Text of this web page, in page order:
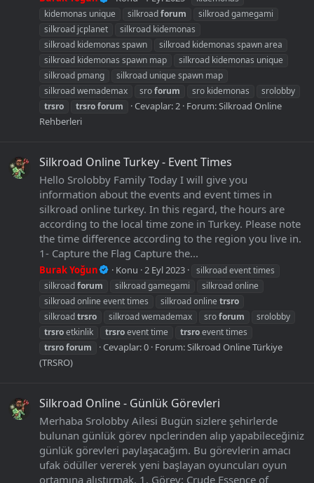
kidemonas unique
silkroadforum
silkroad gamegami
silkroad jcplanet
silkroad kidemonas
silkroad kidemonas spawn
silkroad kidemonas spawn area
silkroad kidemonas spawn map
silkroad kidemonas unique
silkroad pmang
silkroad unique spawn map
silkroad wemademax
sroforum sro kidemonas
srolobby
trsro
trsroforum Cevaplar: 2 Forum:Silkroad Online
Rehberleri
Silkroad Online Turkey - Event Times
Hello Srolobby Family Today I will give you
information about the events and event times in
silkroad online turkey. In this regard, the hours are
according to the local time zone in Turkey. Please note
the time difference according to the region you live in.
1- Capture the Flag Capture the...
Burak Yoğun Konu 2 Eyl 2023
silkroad event times
silkroadforum silkroad gamegami
silkroad online
silkroad online event times
silkroad online trsro
silkroadtrsro silkroad wemademax sroforum
srolobby
trsroetkinlik trsroevent time trsroevent times
trsroforum Cevaplar: 0 Forum:Silkroad Online Türkiye
(TRSRO)
Silkroad Online - Günlük Görevleri
Merhaba Srolobby Ailesi Bugün sizlere şehirlerde
bulunan günlük görev npclerinden alıp yapabileceğiniz
günlük görevleri paylaşacağım. Bu görevlerin amacı
ufak ödüller vererek yeni başlayan oyuncuları oyun
ortamına alıştırmak. 1. Görev: Crude Essence of